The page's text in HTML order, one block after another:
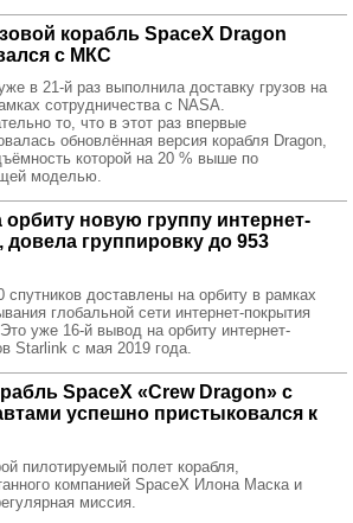
корабль SpaceX Dragon
с МКС
в 21-й раз выполнила доставку грузов на
сотрудничества с NASA.
то, что в этот раз впервые
обновлённая версия корабля Dragon,
которой на 20 % выше по
моделью.
новую группу интернет-
довела группировку до 953
спутников доставлены на орбиту в рамках
глобальной сети интернет-покрытия
уже 16-й вывод на орбиту интернет-
Starlink с мая 2019 года.
SpaceX «Crew Dragon» с
успешно пристыковался к
пилотируемый полет корабля,
компанией SpaceX Илона Маска и
миссия.